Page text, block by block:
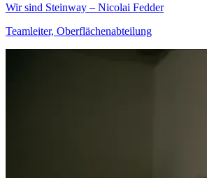
Wir sind Steinway – Nicolai Fedder
Teamleiter, Oberflächenabteilung